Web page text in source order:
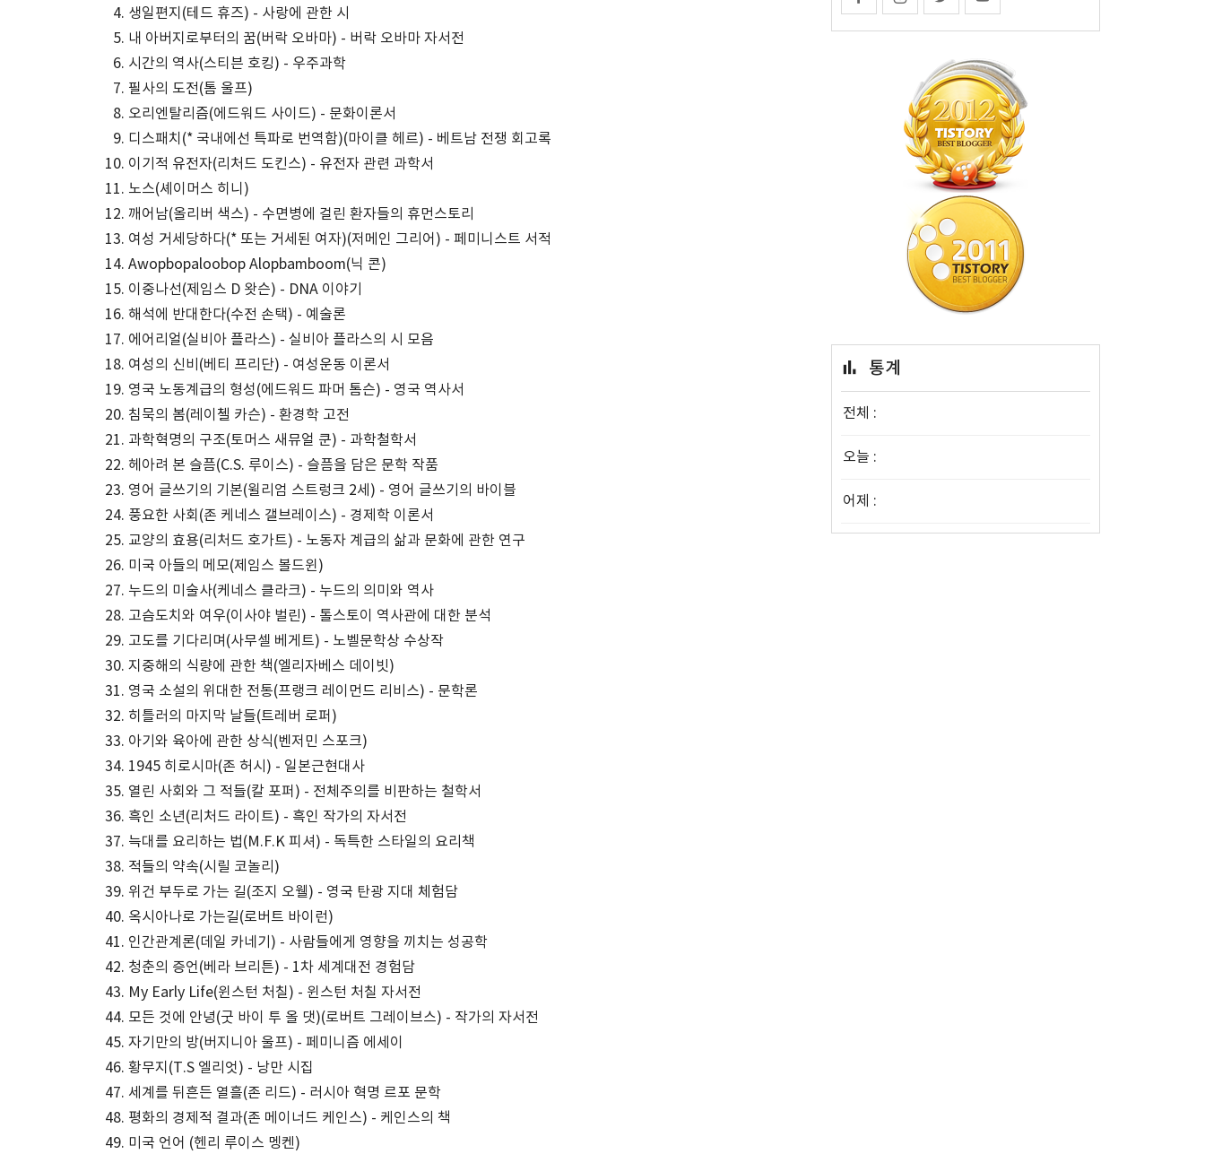
생일편지(테드 휴즈) - 사랑에 관한 시
내 아버지로부터의 꿈(버락 오바마) - 버락 오바마 자서전
시간의 역사(스티븐 호킹) - 우주과학
필사의 도전(톰 울프)
오리엔탈리즘(에드워드 사이드) - 문화이론서
디스패치(* 국내에선 특파로 번역함)(마이클 헤르) - 베트남 전쟁 회고록
이기적 유전자(리처드 도킨스) - 유전자 관련 과학서
노스(셰이머스 히니)
깨어남(올리버 색스) - 수면병에 걸린 환자들의 휴먼스토리
여성 거세당하다(* 또는 거세된 여자)(저메인 그리어) - 페미니스트 서적
Awopbopaloobop Alopbamboom(닉 콘)
이중나선(제임스 D 왓슨) - DNA 이야기
해석에 반대한다(수전 손택) - 예술론
에어리얼(실비아 플라스) - 실비아 플라스의 시 모음
여성의 신비(베티 프리단) - 여성운동 이론서
영국 노동계급의 형성(에드워드 파머 톰슨) - 영국 역사서
침묵의 봄(레이첼 카슨) - 환경학 고전
과학혁명의 구조(토머스 새뮤얼 쿤) - 과학철학서
헤아려 본 슬픔(C.S. 루이스) - 슬픔을 담은 문학 작품
영어 글쓰기의 기본(윌리엄 스트렁크 2세) - 영어 글쓰기의 바이블
풍요한 사회(존 케네스 갤브레이스) - 경제학 이론서
교양의 효용(리처드 호가트) - 노동자 계급의 삶과 문화에 관한 연구
미국 아들의 메모(제임스 볼드윈)
누드의 미술사(케네스 클라크) - 누드의 의미와 역사
고슴도치와 여우(이사야 벌린) - 톨스토이 역사관에 대한 분석
고도를 기다리며(사무셀 베게트) - 노벨문학상 수상작
지중해의 식량에 관한 책(엘리자베스 데이빗)
영국 소설의 위대한 전통(프랭크 레이먼드 리비스) - 문학론
히틀러의 마지막 날들(트레버 로퍼)
아기와 육아에 관한 상식(벤저민 스포크)
1945 히로시마(존 허시) - 일본근현대사
열린 사회와 그 적들(칼 포퍼) - 전체주의를 비판하는 철학서
흑인 소년(리처드 라이트) - 흑인 작가의 자서전
늑대를 요리하는 법(M.F.K 피셔) - 독특한 스타일의 요리책
적들의 약속(시릴 코놀리)
위건 부두로 가는 길(조지 오웰) - 영국 탄광 지대 체험담
옥시아나로 가는길(로버트 바이런)
인간관계론(데일 카네기) - 사람들에게 영향을 끼치는 성공학
청춘의 증언(베라 브리튼) - 1차 세계대전 경험담
My Early Life(윈스턴 처칠) - 윈스턴 처칠 자서전
모든 것에 안녕(굿 바이 투 올 댓)(로버트 그레이브스) - 작가의 자서전
자기만의 방(버지니아 울프) - 페미니즘 에세이
황무지(T.S 엘리엇) - 낭만 시집
세계를 뒤흔든 열흘(존 리드) - 러시아 혁명 르포 문학
평화의 경제적 결과(존 메이너드 케인스) - 케인스의 책
미국 언어 (헨리 루이스 멩켄)
통계
전체 :
오늘 :
어제 :